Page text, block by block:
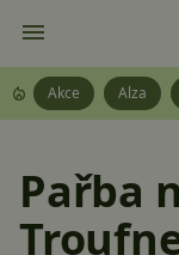
Akce Alza
Pařba